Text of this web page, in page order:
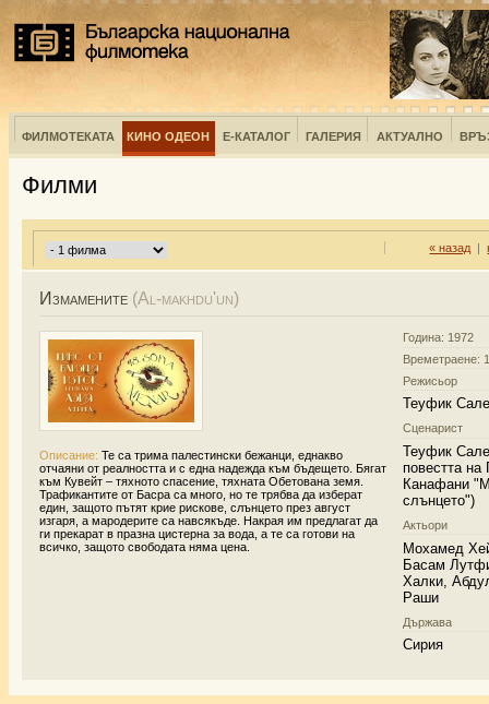
ФИЛМОТЕКАТА КИНО ОДЕОН Е-КАТАЛОГ ГАЛЕРИЯ АКТУАЛНО
Филми
« назад |
Измамените (Al-makhdu'un)
Описание: Те са трима палестински бежанци, еднакво
отчаяни от реалността и с една надежда към бъдещето. Бягат
към Кувейт – тяхното спасение, тяхната Обетована земя.
Трафикантите от Басра са много, но те трябва да изберат
един, защото пътят крие рискове, слънцето през август
изгаря, а мародерите са навсякъде. Накрая им предлагат да
ги прекарат в празна цистерна за вода, а те са готови на
всичко, защото свободата няма цена.
Година: 1972
Времетраене:
Режисьор
Теуфик
Сценарист
Теуфик
повестта на
Канафани
слънцето")
Актьори
Мохамед
Басам
Халки,
Раши
Държава
Сирия